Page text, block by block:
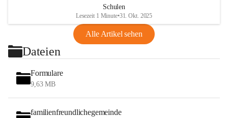
Schulen
Lesezeit 1 Minute•31. Okt. 2025
Alle Artikel sehen
Dateien
Formulare
9,63 MB
familienfreundlichegemeinde